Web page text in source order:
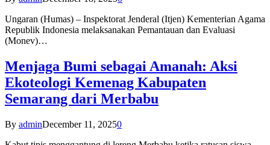
Ungaran (Humas) – Inspektorat Jenderal (Itjen) Kementerian Agama
Republik Indonesia melaksanakan Pemantauan dan Evaluasi
(Monev)…
Menjaga Bumi sebagai Amanah: Aksi
Ekoteologi Kemenag Kabupaten
Semarang dari Merbabu
By adminDecember 11, 20250